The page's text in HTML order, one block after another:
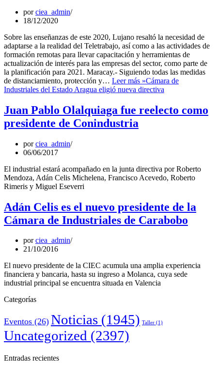
porciea_admin
18/12/2020
Sobre las enseñanzas de este 2020, Lujano resaltó la necesidad de
adaptarse a la realidad del Teletrabajo, así como a las actividades de
formación remotas para llevar capacitación y herramientas de
actualización de interés para las empresas del sector, como parte de
la planificación para 2021. Maracay.- Siguiendo todas las medidas
de distanciamiento, protección y… Leer más »Cámara de
Industriales del Estado Aragua eligió nueva directiva
Juan Pablo Olalquiaga fue reelecto como
presidente de Conindustria
porciea_admin
06/06/2017
El industrial estará acompañado en la junta directiva por Roberto
Mendoza, Adán Celis Michelena, Francisco Acevedo, Roberto
Rimeris y Miguel Eseverri
Adán Celis es el nuevo presidente de la
Cámara de Industriales de Carabobo
porciea_admin
21/10/2016
El nuevo presidente de la CIEC acumula una amplia experiencia
financiera y bancaria, hasta su ingreso a Molanca, cuya sede
industrial principal se encuentra situada en Valencia
Categorías
Eventos (26) Noticias (1945) Taller (1)
Uncategorized (2397)
Entradas recientes